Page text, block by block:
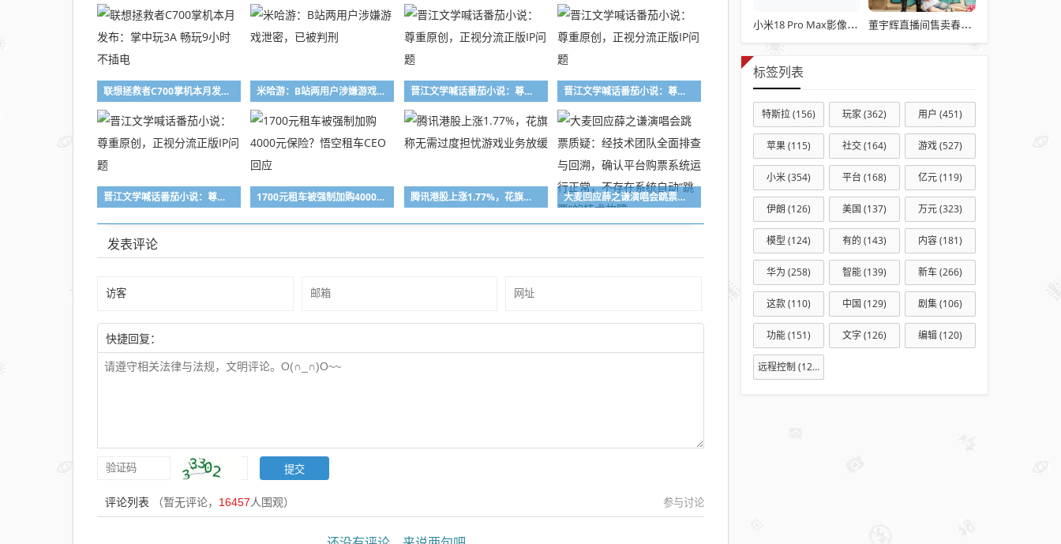
联想拯救者C700掌机本月发布：掌中玩3A 畅玩9小时不插电 米哈游：B站两用户涉嫌游戏泄密，已被判刑 晋江文学喊话番茄小说：尊重原创，正视分流正版IP问题 晋江文学喊话番茄小说：尊重原创，正视分流正版IP问题
晋江文学喊话番茄小说：尊重原创，正视分流正版IP问题 1700元租车被强制加购4000元保险？悟空租车CEO回应 腾讯港股上涨1.77%，花旗称无需过度担忧游戏业务放缓 大麦回应薛之谦演唱会跳票质疑：经技术团队全面排查与回溯，确认平台购票系统运行正常，不存在系统自动“跳票”的技术故障
发表评论
快捷回复：
评论列表 （暂无评论， 16457人围观） 参与讨论
小米18 Pro Max影像偷跑：首发全新2亿主摄 1/1.28英寸大底+LOFIC 董宇辉直播间售卖春联引发争议
标签列表
特斯拉(156) 玩家(362) 用户 (451)
苹果(115) 社交(164) 游戏(527)
小米(354) 平台 (168) 亿元(119)
伊朗 (126) 美国 (137) 万元(323)
模型 (124) 有的 (143) 内容(181)
华为 (258) 智能(139) 新车(266)
这款(110) 中国 (129) 剧集(106)
功能(151) 文字(126) 编辑(120)
远程控制 (127)